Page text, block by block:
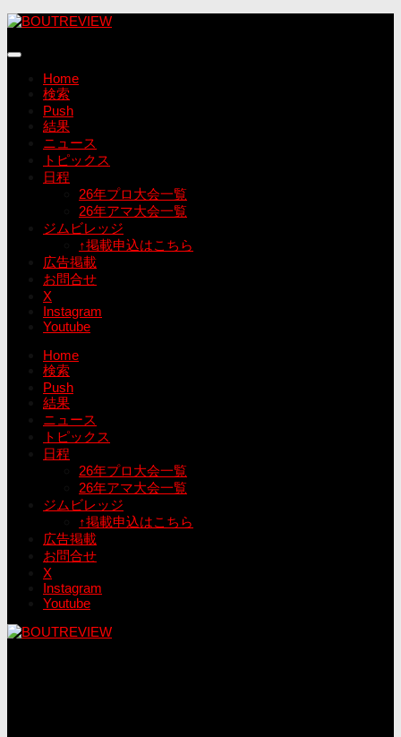
コ
テ
Home
検索
Push
結果
ニュース
トピックス
日程
26年プロ大会一覧
26年アマ大会一覧
ジムビレッジ
↑掲載申込はこちら
広告掲載
お問合せ
X
Instagram
Youtube
Home
検索
Push
結果
ニュース
トピックス
日程
26年プロ大会一覧
26年アマ大会一覧
ジムビレッジ
↑掲載申込はこちら
広告掲載
お問合せ
X
Instagram
Youtube